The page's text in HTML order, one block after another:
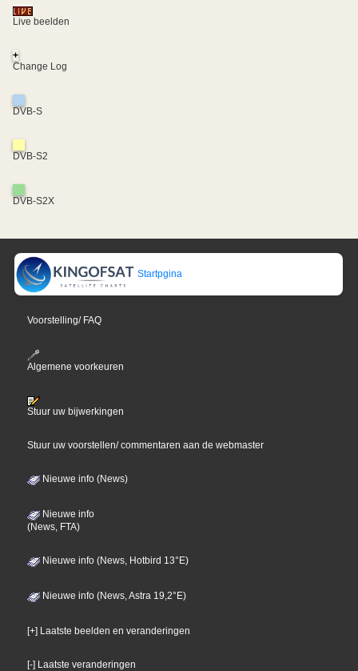
Live beelden
+
Change Log
DVB-S
DVB-S2
DVB-S2X
Startpgina
Voorstelling/ FAQ
Algemene voorkeuren
Stuur uw bijwerkingen
Stuur uw voorstellen/ commentaren aan de webmaster
Nieuwe info (News)
Nieuwe info
(News, FTA)
Nieuwe info (News, Hotbird 13°E)
Nieuwe info (News, Astra 19,2°E)
[+] Laatste beelden en veranderingen
[-] Laatste veranderingen